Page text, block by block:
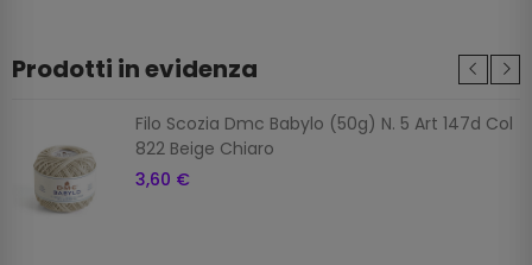
Prodotti in evidenza
Filo Scozia Dmc Babylo (50g) N. 5 Art 147d Col
822 Beige Chiaro
3,60 €